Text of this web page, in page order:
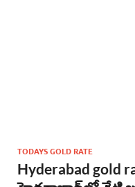
TODAYS GOLD RATE
Hyderabad gold